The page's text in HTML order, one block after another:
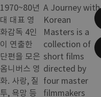
1970~80년
대 대표 영
화감독 4인
이 연출한
단편을 모은
옴니버스 영
화. 사랑, 질
투, 욕망 등
A Journey with
Korean
Masters is a
collection of
short films
directed by
four master
filmmakers